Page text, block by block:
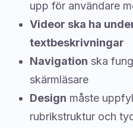
upp för användare
Videor ska ha
textbeskrivningar
Navigation ska
skärmläsare
Design måste
rubrikstruktur och